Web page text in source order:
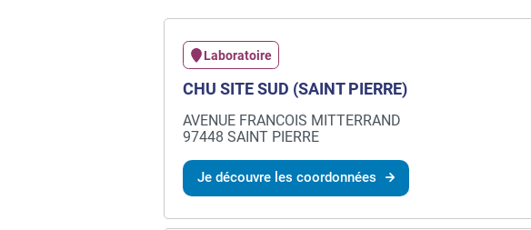
Laboratoire
CHU SITE SUD (SAINT PIERRE)
AVENUE FRANCOIS MITTERRAND
97448 SAINT PIERRE
Je découvre les coordonnées